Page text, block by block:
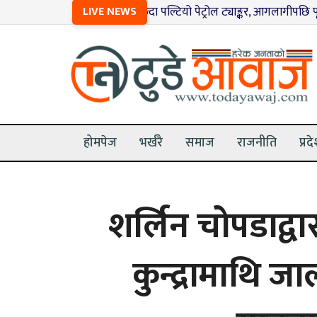
LIVE NEWS
मृग बचाउन खोज्दा पल्टियो पेट्रोल ट्याङ्कर, आगलागीपछि पूर्ण रूपमा
होमपेज भर्खरै समाज राजनीति
शर्लिन
कुन्द्रामाथि